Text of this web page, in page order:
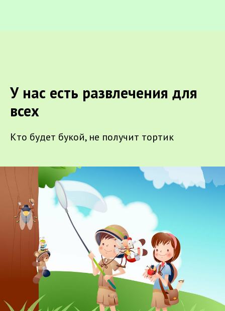
У нас есть развлечения для
всех
Кто будет букой, не получит тортик